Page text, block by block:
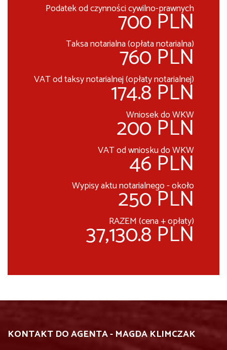
Podatek od czynności cywilno-prawnych
700 PLN
Taksa notarialna (opłata notarialna)
760 PLN
VAT od taksy notarialnej (opłaty notarialnej)
174.8 PLN
Wniosek do WKW
200 PLN
VAT od wniosku do WKW
46 PLN
Wypisy aktu notarialnego - około
250 PLN
RAZEM (cena + opłaty)
37,130.8 PLN
KONTAKT DO AGENTA - MAGDA KLIMCZAK